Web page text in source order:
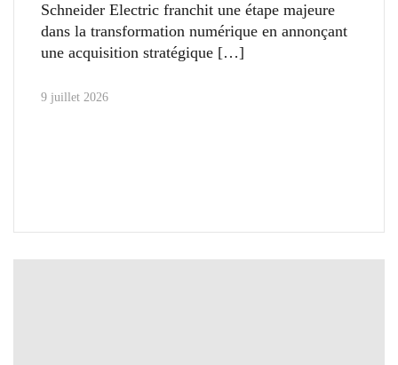
Schneider Electric franchit une étape majeure
dans la transformation numérique en annonçant
une acquisition stratégique
9 juillet 2026